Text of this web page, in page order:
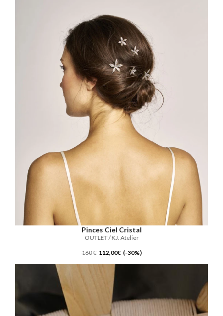
Pinces Ciel Cristal
OUTLET / KJ. Atelier
160 € 112,00€ (-30%)